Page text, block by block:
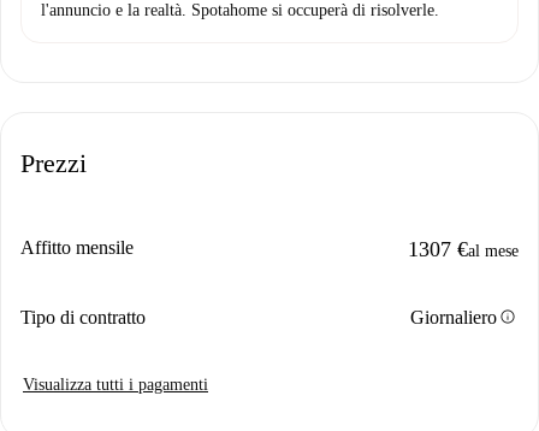
l'annuncio e la realtà. Spotahome si occuperà di risolverle.
Prezzi
Affitto mensile 1307 €al mese
Tipo di contratto Giornalieroinfo
Visualizza tutti i pagamenti